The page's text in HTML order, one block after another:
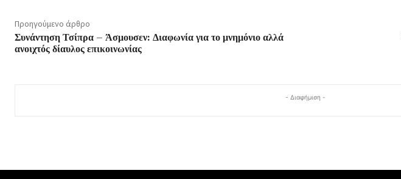
Προηγούμενο άρθρο
Συνάντηση Τσίπρα – Άσμουσεν: Διαφωνία για το μνημόνιο αλλά
ανοιχτός δίαυλος επικοινωνίας
- Διαφήμιση -